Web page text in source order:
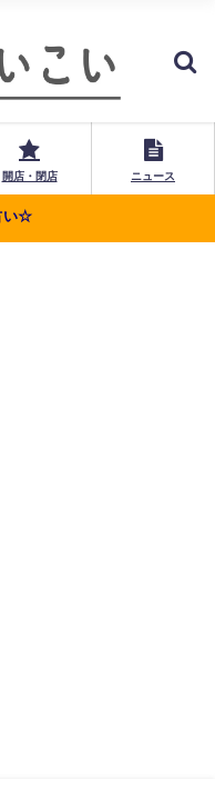
開店・閉店 ニュース
い☆